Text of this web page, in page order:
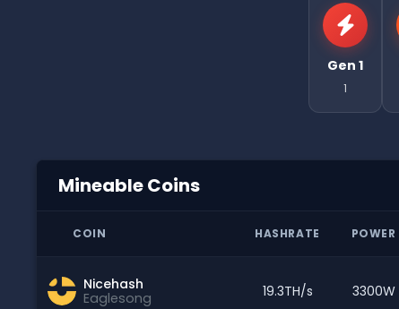
Gen 1
1
Mineable Coins
COIN HASHRATE POWER
Nicehash
Eaglesong
19.3TH/s 3300W